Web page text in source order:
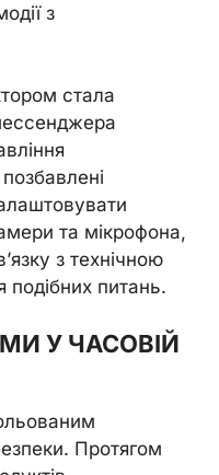
з
стала
та мікрофона,
з технічною
подібних питань.
У ЧАСОВІЙ
Протягом